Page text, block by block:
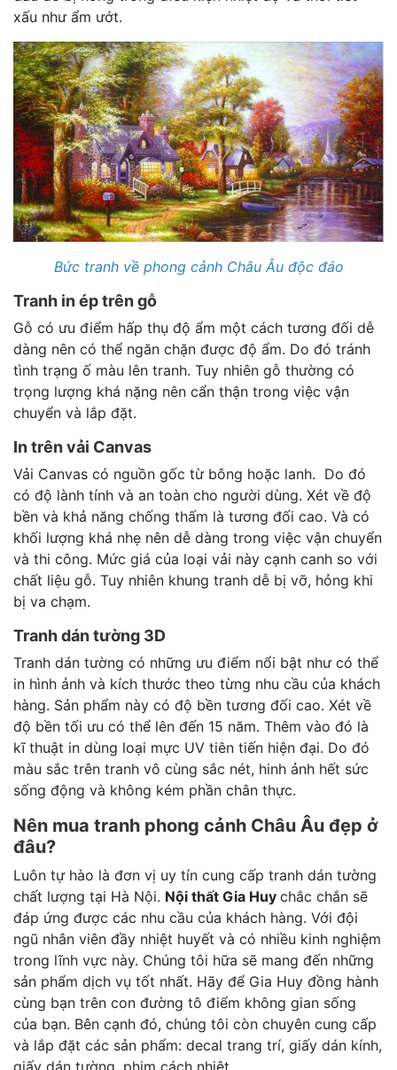
xấu như ẩm ướt.
Bức tranh về phong cảnh Châu Âu độc đáo
Tranh in ép trên gỗ
Gỗ có ưu điểm hấp thụ độ ẩm một cách tương đối dễ
dàng nên có thể ngăn chặn được độ ẩm. Do đó tránh
tình trạng ố màu lên tranh. Tuy nhiên gỗ thường có
trọng lượng khá nặng nên cẩn thận trong việc vận
chuyển và lắp đặt.
In trên vải Canvas
Vải Canvas có nguồn gốc từ bông hoặc lanh. Do đó
có độ lành tính và an toàn cho người dùng. Xét về độ
bền và khả năng chống thấm là tương đối cao. Và có
khối lượng khá nhẹ nên dễ dàng trong việc vận chuyển
và thi công. Mức giá của loại vải này cạnh canh so với
chất liệu gỗ. Tuy nhiên khung tranh dễ bị vỡ, hỏng khi
bị va chạm.
Tranh dán tường 3D
Tranh dán tường có những ưu điểm nổi bật như có thể
in hình ảnh và kích thước theo từng nhu cầu của khách
hàng. Sản phẩm này có độ bền tương đối cao. Xét về
độ bền tối ưu có thể lên đến 15 năm. Thêm vào đó là
kĩ thuật in dùng loại mực UV tiên tiến hiện đại. Do đó
màu sắc trên tranh vô cùng sắc nét, hinh ảnh hết sức
sống động và không kém phần chân thực.
Nên mua tranh phong cảnh Châu Âu đẹp ở
đâu?
Luôn tự hào là đơn vị uy tín cung cấp tranh dán tường
chất lượng tại Hà Nội. Nội thất Gia Huy chắc chắn sẽ
đáp ứng được các nhu cầu của khách hàng. Với đội
ngũ nhân viên đầy nhiệt huyết và có nhiều kinh nghiệm
trong lĩnh vực này. Chúng tôi hữa sẽ mang đến những
sản phẩm dịch vụ tốt nhất. Hãy để Gia Huy đồng hành
cùng bạn trên con đường tô điểm không gian sống
của bạn. Bên cạnh đó, chúng tôi còn chuyên cung cấp
và lắp đặt các sản phẩm: decal trang trí, giấy dán kính,